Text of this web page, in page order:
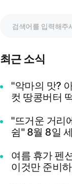
최근 소식
"악마의 맛?
컷 땅콩버터
"뜨거운 거리
쉼" 8월 8일
영향력과 간
여름 휴가 펜
이것만 준비